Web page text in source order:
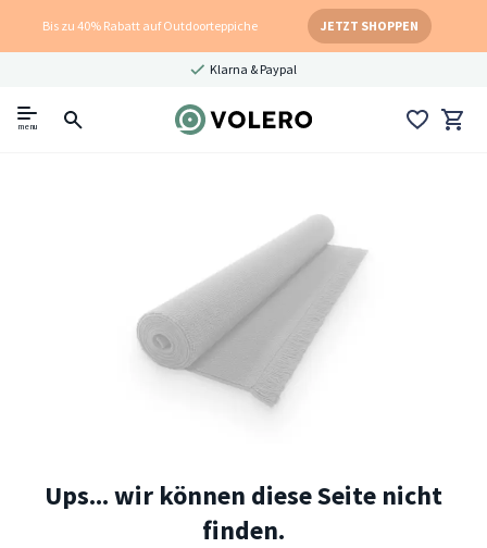
Bis zu 40% Rabatt auf Outdoorteppiche JETZT SHOPPEN
Klarna & Paypal
menu
Ups... wir können diese Seite nicht
finden.